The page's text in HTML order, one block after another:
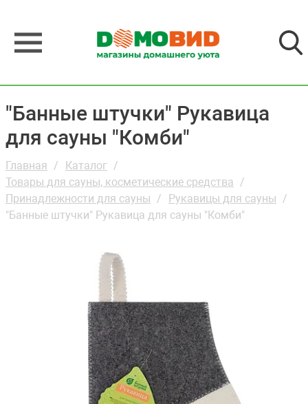
"Банные штучки" Рукавица
для сауны "Комби"
Главная
Каталог
Товары для сауны, косметические средства
Принадлежности для сауны
Рукавицы для сауны
"Банные штучки" Рукавица для сауны "Комби"